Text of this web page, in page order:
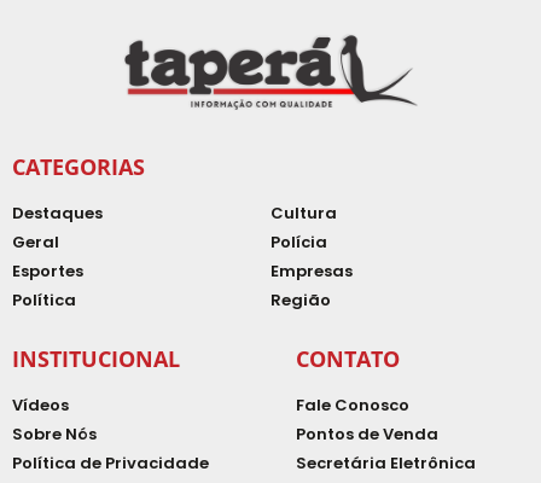
CATEGORIAS
Destaques
Geral
Esportes
Política
Cultura
Polícia
Empresas
Região
INSTITUCIONAL
Vídeos
Sobre Nós
Política de Privacidade
CONTATO
Fale Conosco
Pontos de Venda
Secretária Eletrônica